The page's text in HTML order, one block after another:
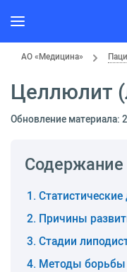
АО «Медицина»
Целлюлит
Обновление материала:
Содержание
Причины
Стадии
Методы борьбы